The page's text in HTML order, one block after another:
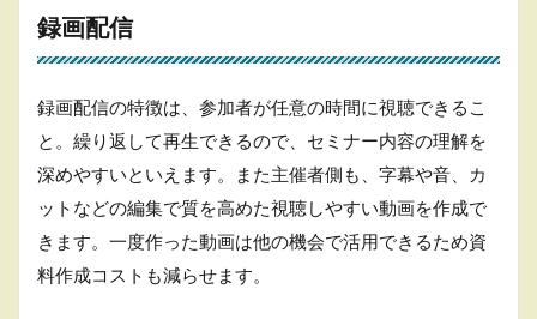
ショ
①始ま
りを告
取りを
説明
4.2.2
②自社
録画配信
録画配信の特徴は、参加者が任意の時間に視聴できるこ
と。繰り返して再生できるので、セミナー内容の理解を
深めやすいといえます。また主催者側も、字幕や音、カ
ットなどの編集で質を高めた視聴しやすい動画を作成で
きます。一度作った動画は他の機会で活用できるため資
料作成コストも減らせます。